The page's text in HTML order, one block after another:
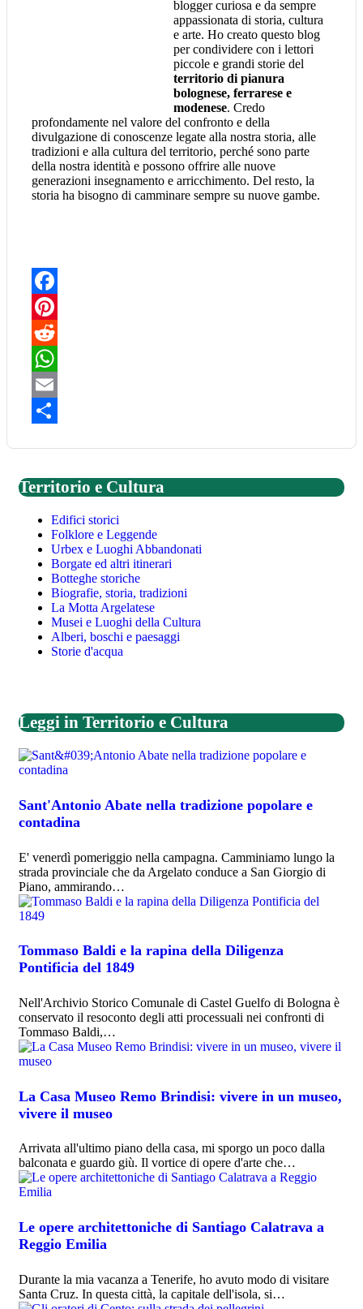
blogger curiosa e da sempre
appassionata di storia, cultura
e arte. Ho creato questo blog
per condividere con i lettori
piccole e grandi storie del
territorio di pianura
bolognese, ferrarese e
modenese. Credo
profondamente nel valore del confronto e della
divulgazione di conoscenze legate alla nostra storia, alle
tradizioni e alla cultura del territorio, perché sono parte
della nostra identità e possono offrire alle nuove
generazioni insegnamento e arricchimento. Del resto, la
storia ha bisogno di camminare sempre su nuove gambe.
Facebook
Pinterest
Reddit
WhatsApp
Email
Territorio e Cultura
Edifici storici
Folklore e Leggende
Urbex e Luoghi Abbandonati
Borgate ed altri itinerari
Botteghe storiche
Biografie, storia, tradizioni
La Motta Argelatese
Musei e Luoghi della Cultura
Alberi, boschi e paesaggi
Storie d'acqua
Leggi in Territorio e Cultura
Sant'Antonio Abate nella tradizione popolare e
contadina
E' venerdì pomeriggio nella campagna. Camminiamo lungo la
strada provinciale che da Argelato conduce a San Giorgio di
Piano, ammirando…
Tommaso Baldi e la rapina della Diligenza
Pontificia del 1849
Nell'Archivio Storico Comunale di Castel Guelfo di Bologna è
conservato il resoconto degli atti processuali nei confronti di
Tommaso Baldi,…
La Casa Museo Remo Brindisi: vivere in un museo,
vivere il museo
Arrivata all'ultimo piano della casa, mi sporgo un poco dalla
balconata e guardo giù. Il vortice di opere d'arte che…
Le opere architettoniche di Santiago Calatrava a
Reggio Emilia
Durante la mia vacanza a Tenerife, ho avuto modo di visitare
Santa Cruz. In questa città, la capitale dell'isola, si…